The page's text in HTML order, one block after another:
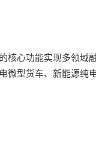
心功能实现多领域
微型货车、新能源纯